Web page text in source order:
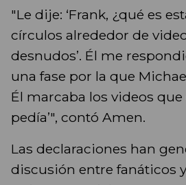
"Le dije: ‘Frank, ¿qué es
círculos alrededor de
desnudos’. Él me
una fase por la que
Él marcaba los videos que
pedía’", contó Amen.
Las declaraciones han
discusión entre fanáticos